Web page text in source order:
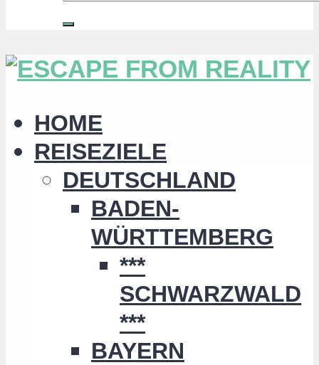
HOME
REISEZIELE
DEUTSCHLAND
BADEN-
WÜRTTEMBERG
***
SCHWARZWALD
***
BAYERN